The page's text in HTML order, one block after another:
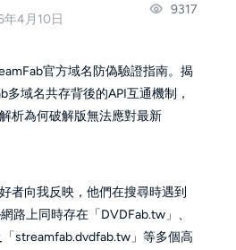
4月10日
9317
官方域名防偽驗證指南。揭
多域名共存背後的API互通機制，
析為何破解版無法應對最新
者向我反映，他們在搜尋時遇到
上同時存在「DVDFab.tw」、
「streamfab.dvdfab.tw」等多個高